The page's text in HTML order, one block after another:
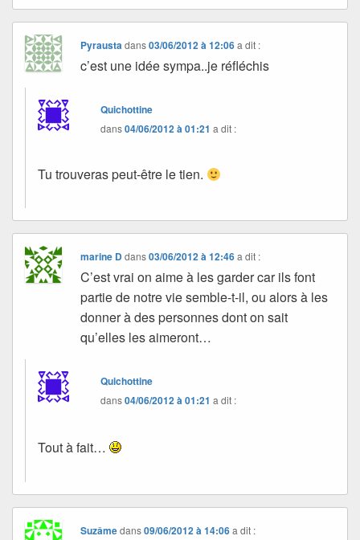
Pyraustadans03/06/2012 à 12:06 a dit :
c’est une idée sympa..je réfléchis
Quichottine
dans04/06/2012 à 01:21 a dit :
Tu trouveras peut-être le tien.
marine Ddans03/06/2012 à 12:46 a dit :
C’est vrai on aime à les garder car ils font
partie de notre vie semble-t-il, ou alors à les
donner à des personnes dont on sait
qu’elles les aimeront…
Quichottine
dans04/06/2012 à 01:21 a dit :
Tout à fait…
Suzâmedans09/06/2012 à 14:06 a dit :